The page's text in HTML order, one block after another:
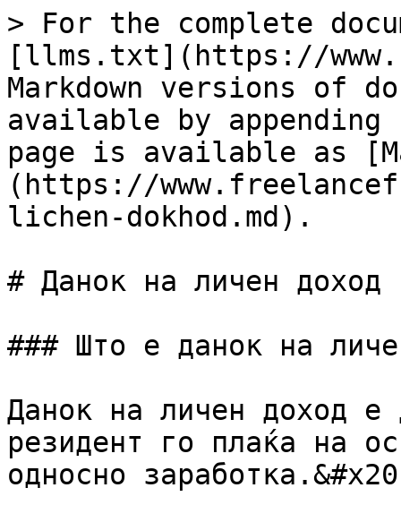
> For the complete
[llms.txt](https://
Markdown versions of
available by
page is available as
(https://
lichen-dokhod.md).
# Данок на личен доход
### Што е данок на
Данок на личен доход е
резидент го плаќа на
односно